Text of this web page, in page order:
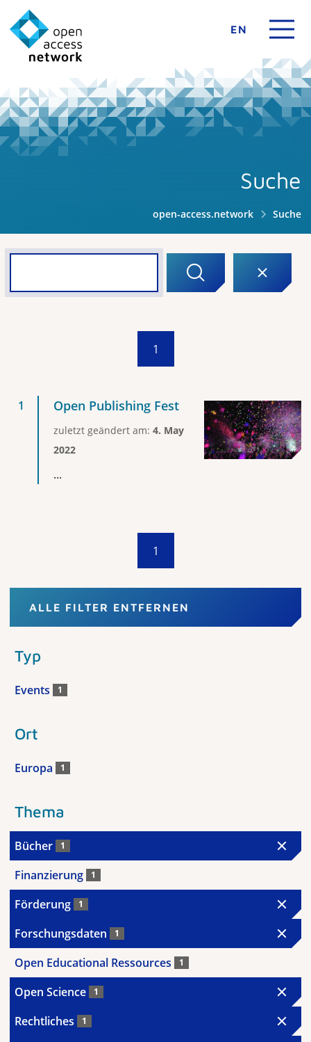
EN
Suche
open-access.network Suche
1
Open Publishing Fest
zuletzt geändert am: 4. May
2022
...
1
ALLE FILTER ENTFERNEN
Typ
Events 1
Ort
Europa 1
Thema
Bücher 1
Finanzierung 1
Förderung 1
Forschungsdaten 1
Open Educational Ressources 1
Open Science 1
Rechtliches 1